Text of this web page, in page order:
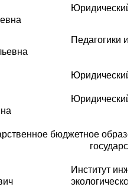
Юридический
Педагогики и
Юридический
Юридический
бюджетное
Институт